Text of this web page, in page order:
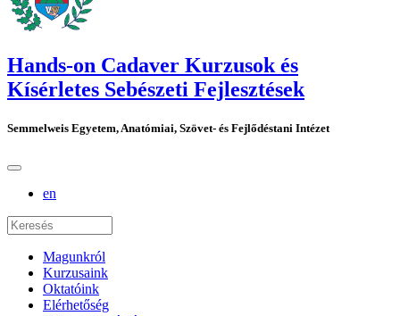
Hands-on Cadaver Kurzusok és
Kísérletes Sebészeti Fejlesztések
Semmelweis Egyetem, Anatómiai, Szövet- és Fejlődéstani Intézet
en
Magunkról
Kurzusaink
Oktatóink
Elérhetőség